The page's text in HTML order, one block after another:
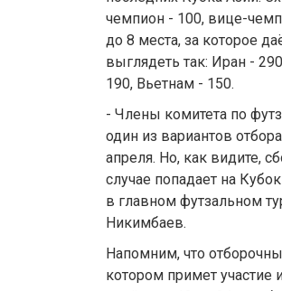
чемпион - 100, вице-
до 8 места, за которое
выглядеть так: Иран -
190, Вьетнам - 150.
- Члены комитета по
один из вариантов
апреля. Но, как видите,
случае попадает на
в главном футзальном
Никимбаев.
Напомним, что
котором примет участие